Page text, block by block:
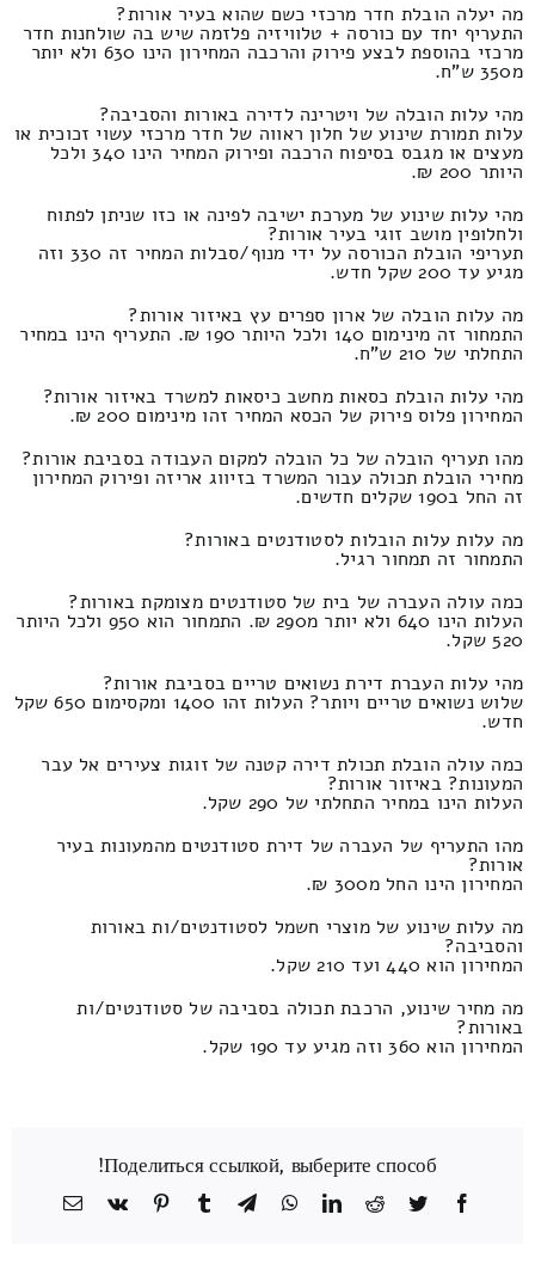
מה יעלה הובלת חדר מרכזי כשם שהוא בעיר אורות?
התעריף יחד עם כורסה + טלוויזיה פלזמה שיש בה שולחנות חדר
מרכזי בהוספת לבצע פירוק והרכבה המחירון הינו 630 ולא יותר
מ350 ש"ח.
מהי עלות הובלה של ויטרינה לדירה באורות והסביבה?
עלות תמורת שינוע של חלון ראווה של חדר מרכזי עשוי זכוכית או
מעצים או מגבס בסיפוח הרכבה ופירוק המחיר הינו 340 ולכל
היותר 200 ₪.
מהי עלות שינוע של מערכת ישיבה לפינה או כזו שניתן לפתוח
ולחלופין מושב זוגי בעיר אורות?
תעריפי הובלת הכורסה על ידי מנוף/סבלות המחיר זה 330 וזה
מגיע עד 200 שקל חדש.
מה עלות הובלה של ארון ספרים עץ באיזור אורות?
התמחור זה מינימום 140 ולכל היותר 190 ₪. התעריף הינו במחיר
התחלתי של 210 ש"ח.
מהי עלות הובלת כסאות מחשב כיסאות למשרד באיזור אורות?
המחירון פלוס פירוק של הכסא המחיר זהו מינימום 200 ₪.
מהו תעריף הובלה של כל הובלה למקום העבודה בסביבת אורות?
מחירי הובלת תכולה עבור המשרד בזיווג אריזה ופירוק המחירון
זה החל ב190 שקלים חדשים.
מה עלות עלות הובלות לסטודנטים באורות?
התמחור זה תמחור רגיל.
כמה עולה העברה של בית של סטודנטים מצומקת באורות?
העלות הינו 640 ולא יותר מ290 ₪. התמחור הוא 950 ולכל היותר
520 שקל.
מהי עלות העברת דירת נשואים טריים בסביבת אורות?
שלוש נשואים טריים ויותר? העלות זהו 1400 ומקסימום 650 שקל
חדש.
כמה עולה הובלת תכולת דירה קטנה של זוגות צעירים אל עבר
המעונות? באיזור אורות?
העלות הינו במחיר התחלתי של 290 שקל.
מהו התעריף של העברה של דירת סטודנטים מהמעונות בעיר
אורות?
המחירון הינו החל מ300 ₪.
מה עלות שינוע של מוצרי חשמל לסטודנטים/ות באורות
והסביבה?
המחירון הוא 440 ועד 210 שקל.
מה מחיר שינוע, הרכבת תכולה בסביבה של סטודנטים/ות
באורות?
המחירון הוא 360 וזה מגיע עד 190 שקל.
Поделиться ссылкой, выберите способ!
Facebook
Twitter
Reddit
LinkedIn
WhatsApp
Telegram
Tumblr
Pinterest
Vk
כתובת